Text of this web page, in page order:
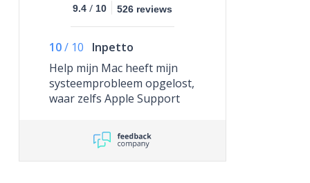
9.4 / 10 526 reviews
10/ 10
Inpetto
Help mijn Mac heeft mijn
systeemprobleem opgelost,
waar zelfs Apple Support